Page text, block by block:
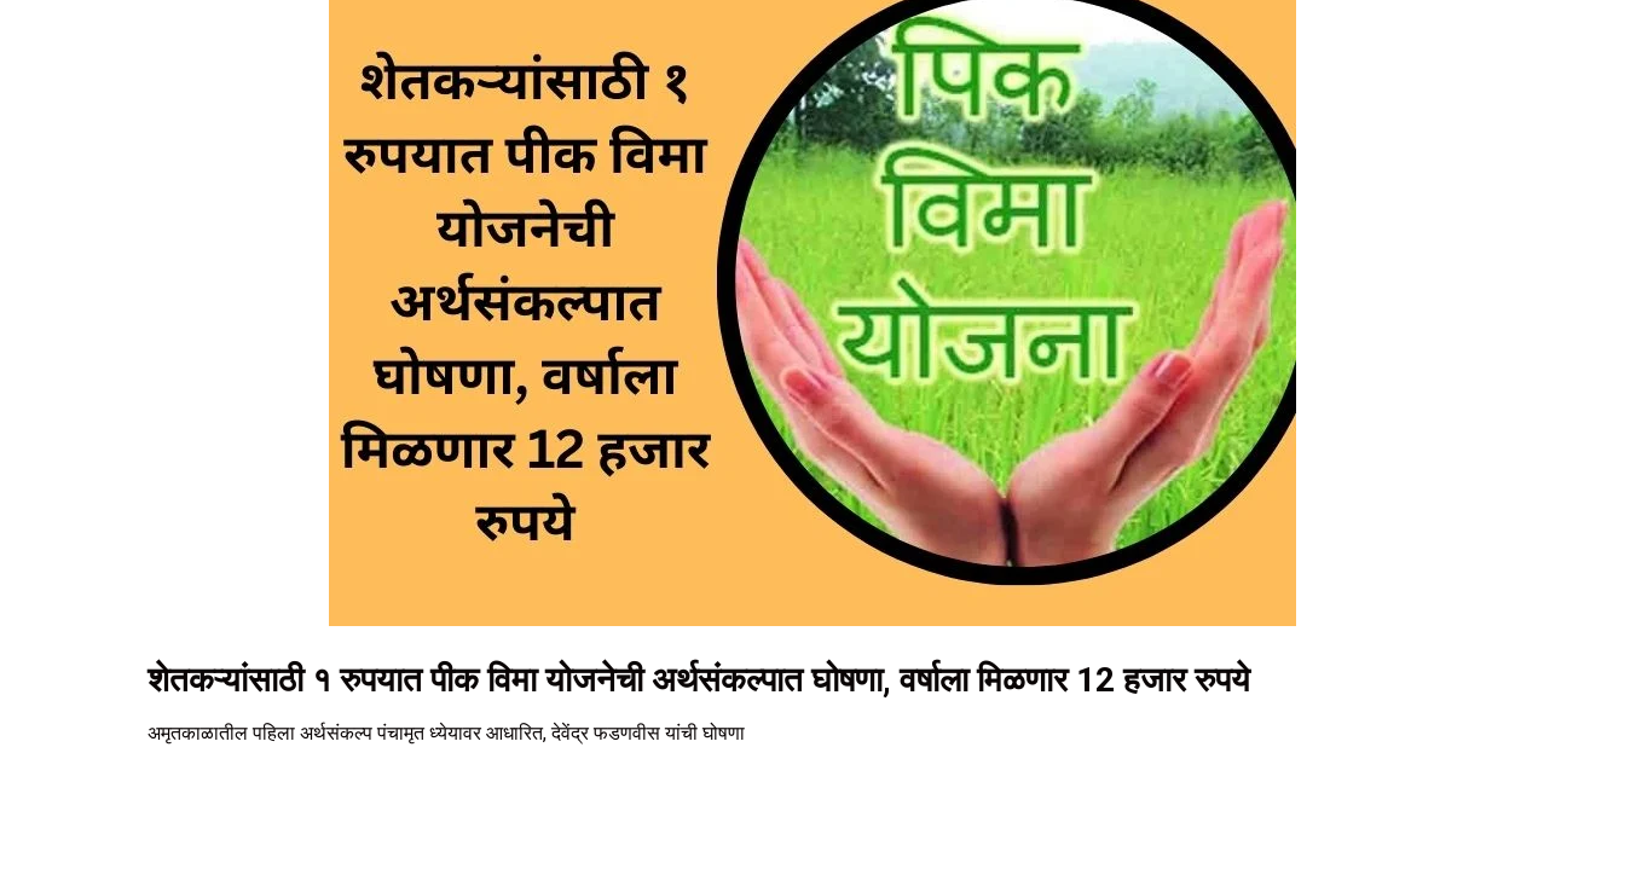
शेतकऱ्यांसाठी १ रुपयात पीक विमा योजनेची अर्थसंकल्पात घोषणा, वर्षाला मिळणार 12 हजार रुपये
अमृतकाळातील पहिला अर्थसंकल्प पंचामृत ध्येयावर आधारित, देवेंद्र फडणवीस यांची घोषणा